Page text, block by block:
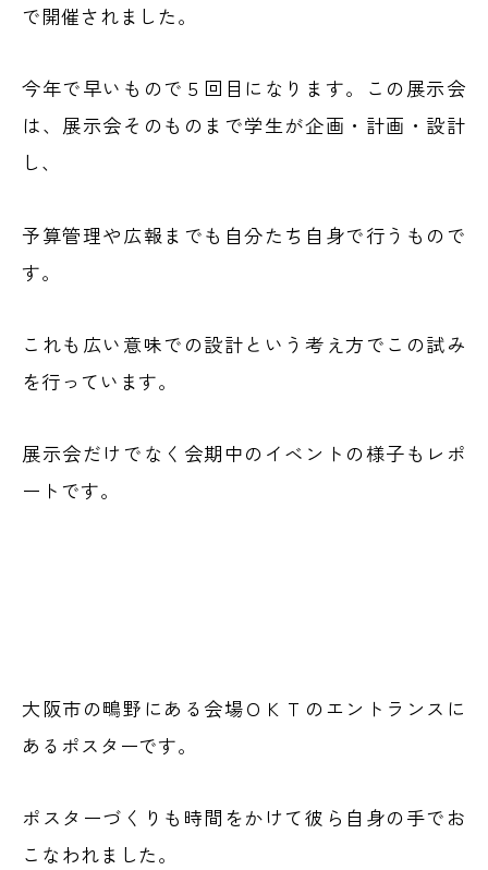
で開催されました。
今年で早いもので５回目になります。この展示会
は、展示会そのものまで学生が企画・計画・設計
し、
予算管理や広報までも自分たち自身で行うもので
す。
これも広い意味での設計という考え方でこの試み
を行っています。
展示会だけでなく会期中のイベントの様子もレポ
ートです。
大阪市の鴫野にある会場ＯＫＴのエントランスに
あるポスターです。
ポスターづくりも時間をかけて彼ら自身の手でお
こなわれました。